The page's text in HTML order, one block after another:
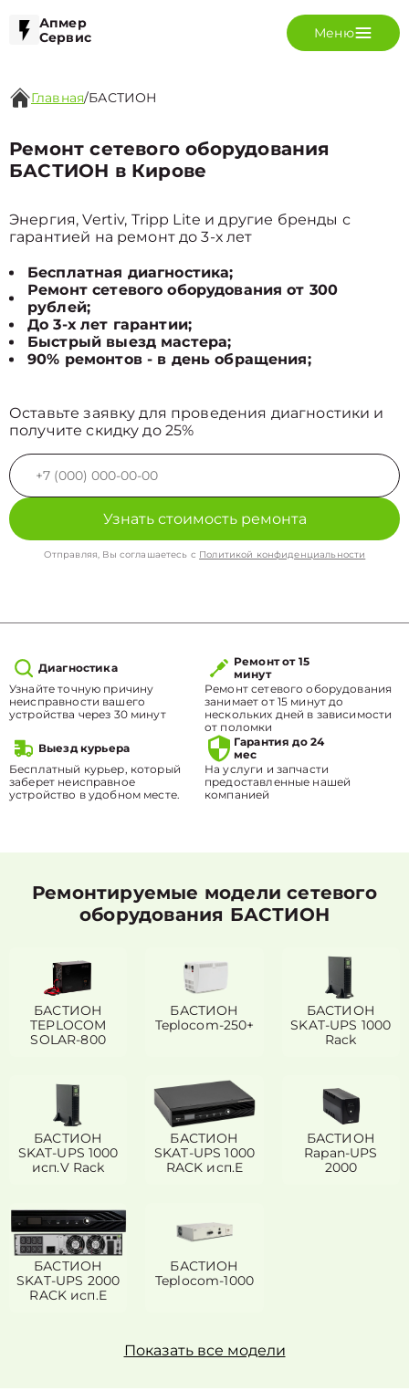
Апмер
Сервис
Меню
Главная/БАСТИОН
Ремонт сетевого оборудования
БАСТИОН в Кирове
Энергия, Vertiv, Tripp Lite и другие бренды с
гарантией на ремонт до 3-х лет
Бесплатная диагностика;
Ремонт сетевого оборудования от 300
рублей;
До 3-х лет гарантии;
Быстрый выезд мастера;
90% ремонтов - в день обращения;
Оставьте заявку для проведения диагностики и
получите скидку до 25%
Узнать стоимость ремонта
Отправляя, Вы соглашаетесь с Политикой конфиденциальности
Диагностика
Узнайте точную причину
неисправности вашего
устройства через 30 минут
Ремонт от 15
минут
Ремонт сетевого оборудования
занимает от 15 минут до
нескольких дней в зависимости
от поломки
Выезд курьера
Бесплатный курьер, который
заберет неисправное
устройство в удобном месте.
Гарантия до 24
мес
На услуги и запчасти
предоставленные нашей
компанией
Ремонтируемые модели сетевого
оборудования БАСТИОН
БАСТИОН
TEPLOCOM
SOLAR-800
БАСТИОН
Teplocom-250+
БАСТИОН
SKAT-UPS 1000
Rack
БАСТИОН
SKAT-UPS 1000
исп.V Rack
БАСТИОН
SKAT-UPS 1000
RACK исп.E
БАСТИОН
Rapan-UPS
2000
БАСТИОН
SKAT-UPS 2000
RACK исп.E
БАСТИОН
Teplocom-1000
Показать все модели